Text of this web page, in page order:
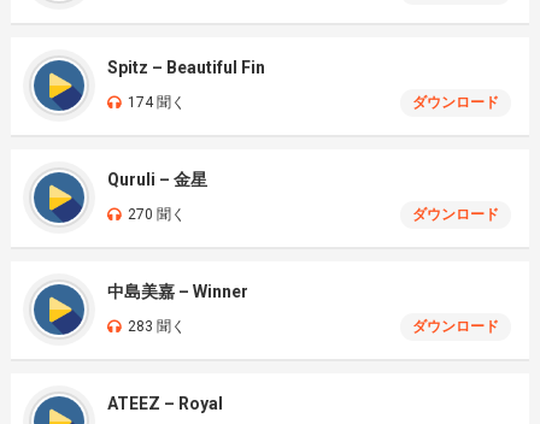
Spitz – Beautiful Fin
174 聞く ダウンロード
Quruli – 金星
270 聞く ダウンロード
中島美嘉 – Winner
283 聞く ダウンロード
ATEEZ – Royal